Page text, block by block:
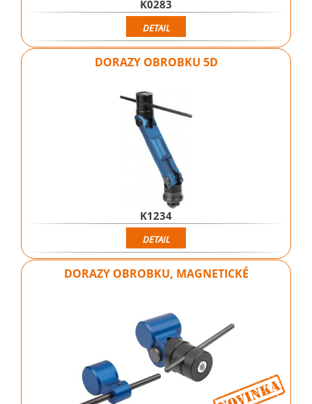
K0283
DETAIL
DORAZY OBROBKU 5D
K1234
DETAIL
DORAZY OBROBKU, MAGNETICKÉ